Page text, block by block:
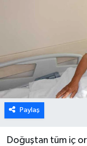
Paylaş
Doğuştan tüm iç